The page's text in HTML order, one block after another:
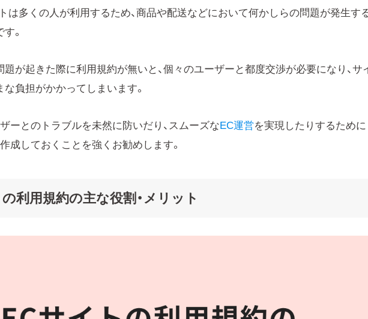
は多くの人が利用するため、商品や配送などにおいて何かしらの問題が発生す
。
題が起きた際に利用規約が無いと、個々のユーザーと都度交渉が必要になり、サ
な負担がかかってしまいます。
ーとのトラブルを未然に防いだり、スムーズなEC運営を実現したりするために
成しておくことを強くお勧めします。
利用規約の主な役割・メリット